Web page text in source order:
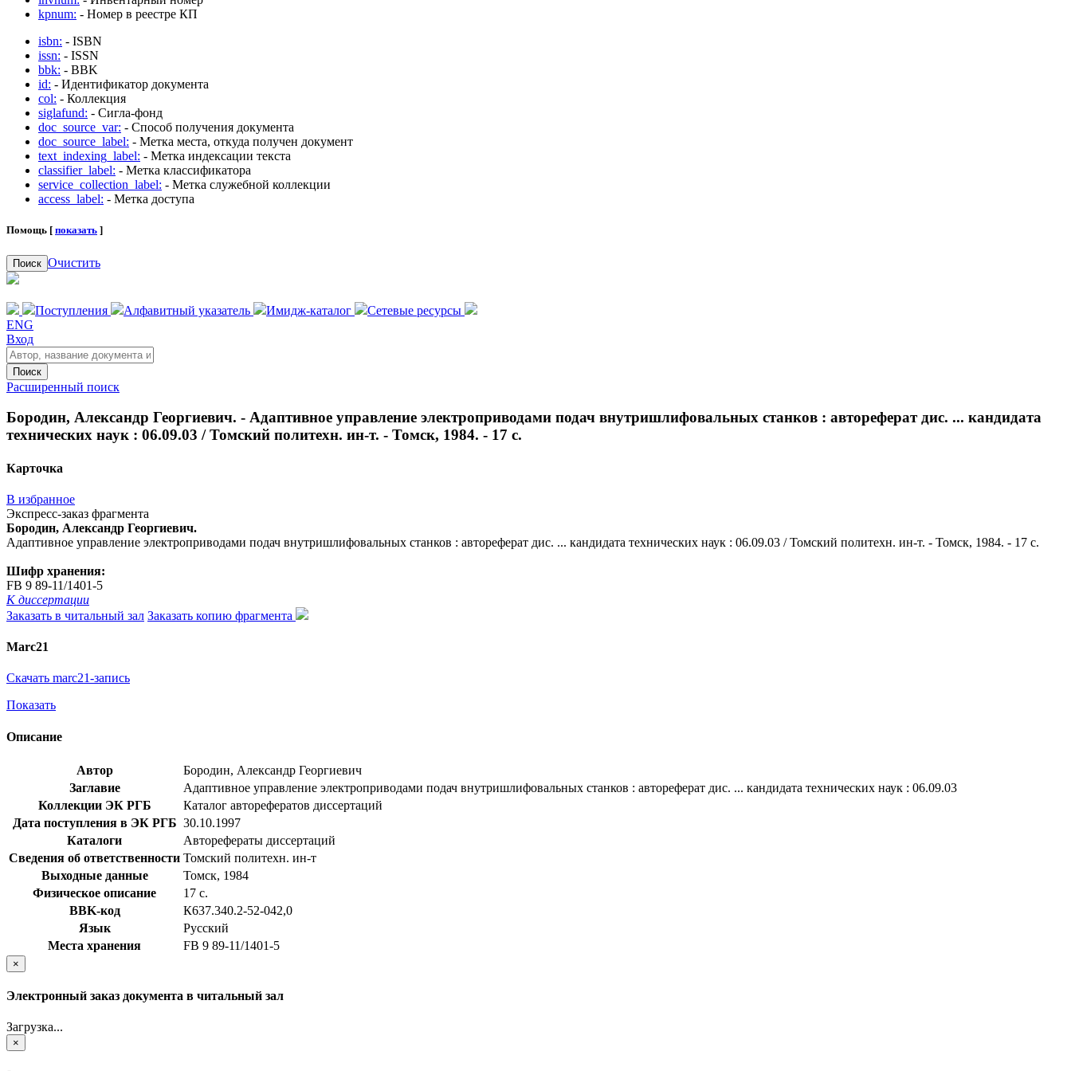
kpnum: - Номер в реестре КП
isbn: - ISBN
issn: - ISSN
bbk: - BBK
id: - Идентификатор документа
col: - Коллекция
siglafund: - Сигла-фонд
doc_source_var: - Способ получения документа
doc_source_label: - Метка места, откуда получен документ
text_indexing_label: - Метка индексации текста
classifier_label: - Метка классификатора
service_collection_label: - Метка служебной коллекции
access_label: - Метка доступа
Помощь [ показать ]
Поиск Очистить
Поступления Алфавитный указатель Имидж-каталог
Сетевые ресурсы
ENG
Вход
Поиск
Расширенный поиск
Бородин, Александр Георгиевич. - Адаптивное управление электроприводами подач внутришлифовальных станков : автореферат дис. ... кандидата
технических наук : 06.09.03 / Томский политехн. ин-т. - Томск, 1984. - 17 с.
Карточка
В избранное
Экспресс-заказ фрагмента
Бородин, Александр Георгиевич.
Адаптивное управление электроприводами подач внутришлифовальных станков : автореферат дис. ... кандидата технических наук : 06.09.03 / Томский политехн. ин-т. - Томск, 1984. - 17 с.
Шифр хранения:
FB 9 89-11/1401-5
К диссертации
Заказать в читальный зал Заказать копию фрагмента
Marc21
Скачать marc21-запись
Показать
Описание
Автор
Бородин, Александр Георгиевич
Заглавие
Адаптивное управление электроприводами подач внутришлифовальных станков : автореферат дис. ... кандидата технических наук : 06.09.03
Коллекции ЭК РГБ
Каталог авторефератов диссертаций
Дата поступления в ЭК РГБ 30.10.1997
Каталоги
Авторефераты диссертаций
Сведения об ответственности Томский политехн. ин-т
Выходные данные
Томск, 1984
Физическое описание
17 с.
BBK-код
К637.340.2-52-042,0
Язык
Русский
Места хранения
FB 9 89-11/1401-5
×
Электронный заказ документа в читальный зал
Загрузка...
×